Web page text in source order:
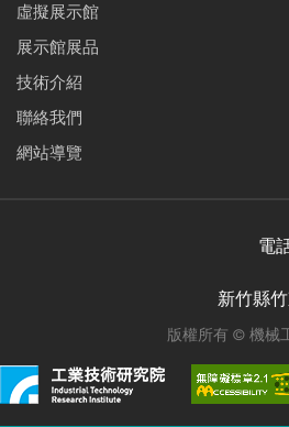
虛擬展示館
展示館展品
技術介紹
聯絡我們
網站導覽
電
新竹縣
版權所有 © 機械